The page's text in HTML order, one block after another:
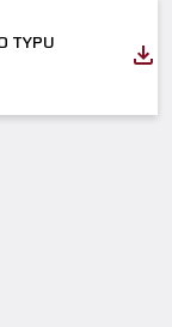
TYPU